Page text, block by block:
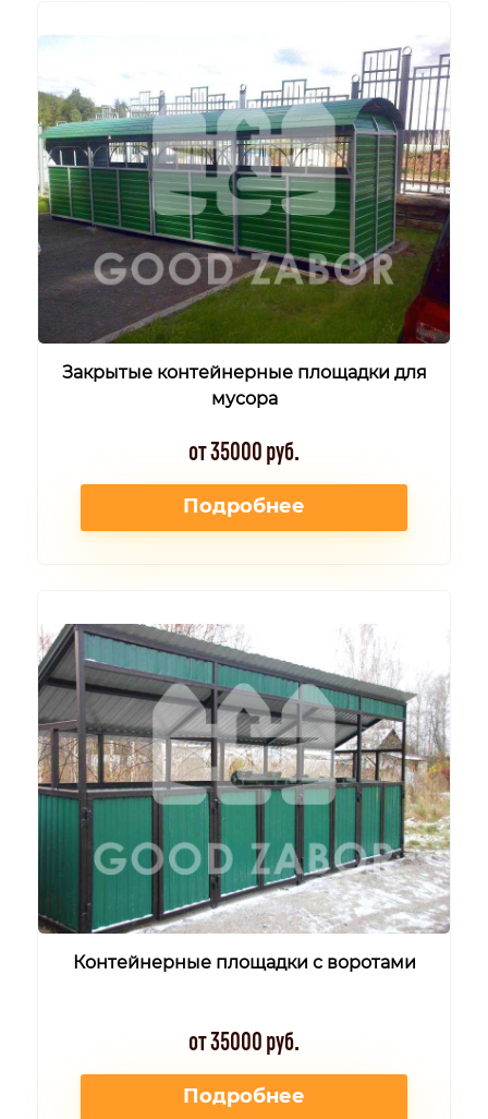
Закрытые контейнерные площадки для
мусора
от 35000 руб.
Подробнее
Контейнерные площадки с воротами
от 35000 руб.
Подробнее